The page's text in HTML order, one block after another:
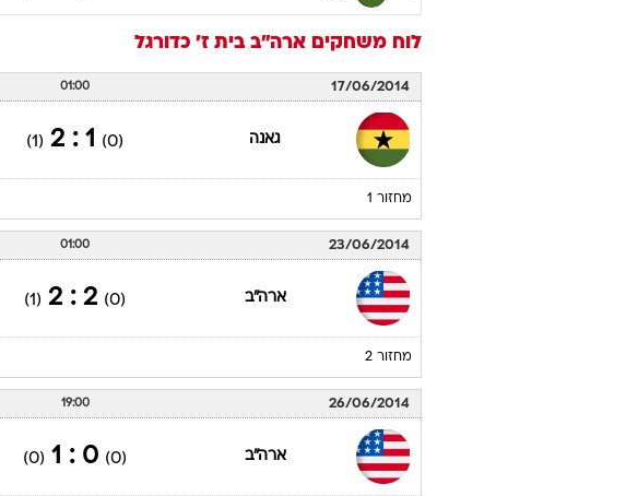
לוח משחקים ארה"ב בית ז' כדורגל
17/06/2014
01:00
גאנה (0)
1 : 2
(1)
מחזור 1
23/06/2014
01:00
ארה"ב (0)
2 : 2
(1)
מחזור 2
26/06/2014
19:00
ארה"ב (0)
0 : 1
(0)